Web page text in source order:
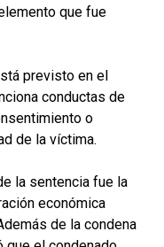
que fue
previsto en el
conductas de
o
de la víctima.
la sentencia fue la
económica
de la condena